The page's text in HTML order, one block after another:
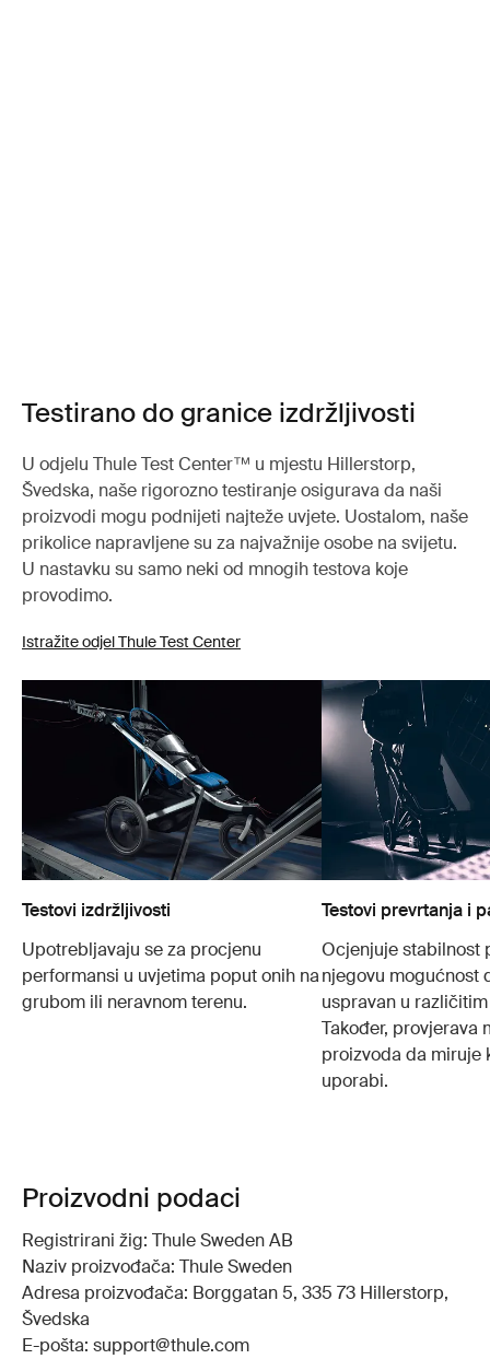
Testirano do granice izdržljivosti
U odjelu Thule Test Center™ u mjestu Hillerstorp,
Švedska, naše rigorozno testiranje osigurava da naši
proizvodi mogu podnijeti najteže uvjete. Uostalom, naše
prikolice napravljene su za najvažnije osobe na svijetu.
U nastavku su samo neki od mnogih testova koje
provodimo.
Istražite odjel Thule Test Center
Testovi izdržljivosti
Upotrebljavaju se za procjenu
performansi u uvjetima poput onih na
grubom ili neravnom terenu.
Testovi prevrtanja i
Ocjenjuje stabilnost
njegovu mogućnost
uspravan u
Također, provjerava
proizvoda da miruje
uporabi.
Proizvodni podaci
Registrirani žig: Thule Sweden AB
Naziv proizvođača: Thule Sweden
Adresa proizvođača: Borggatan 5, 335 73 Hillerstorp,
Švedska
E-pošta: support@thule.com